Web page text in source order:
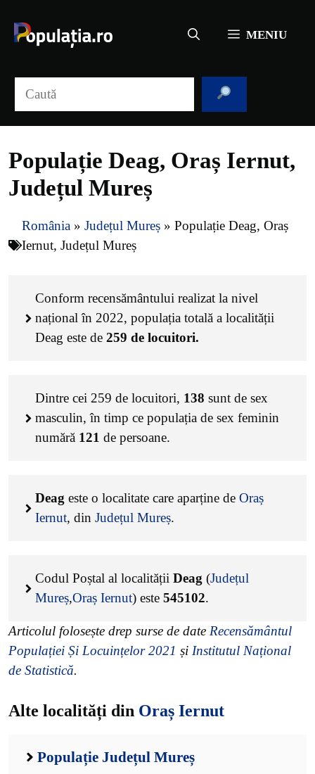
conținut
MENIU
Populație Deag, Oraș Iernut,
Județul Mureș
România » Județul Mureș » Populație Deag, Oraș
Iernut, Județul Mureș
Conform recensământului realizat la nivel
național în 2022, populația totală a localității
Deag este de 259 de locuitori.
Dintre cei 259 de locuitori, 138 sunt de sex
masculin, în timp ce populația de sex feminin
numără 121 de persoane.
Deag este o localitate care aparține de Oraș
Iernut, din Județul Mureș.
Codul Poștal al localității Deag (Județul
Mureș,Oraș Iernut) este 545102.
Articolul folosește drep surse de date Recensământul
Populației Și Locuințelor 2021 și Institutul Național
de Statistică.
Alte localități din Oraș Iernut
Populație Județul Mureș